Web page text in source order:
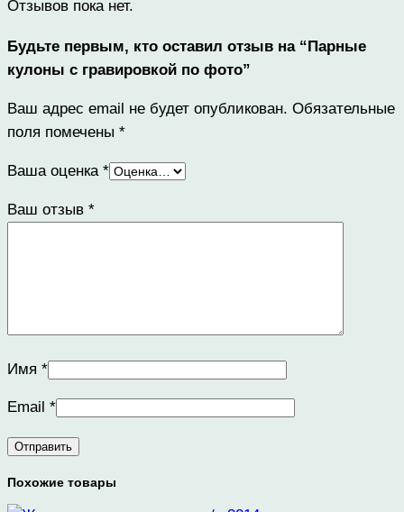
Отзывов пока нет.
Будьте первым, кто оставил отзыв на “Парные
кулоны с гравировкой по фото”
Ваш адрес email не будет опубликован. Обязательные
поля помечены *
Ваша оценка *
Ваш отзыв *
Имя *
Email *
Похожие товары